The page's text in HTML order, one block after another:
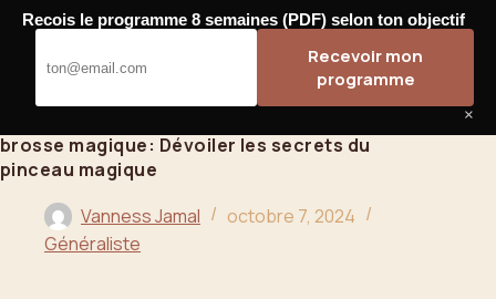
Passer
contenu
Bahoo
brosse magique: Dévoiler les secrets du
pinceau magique
Vanness Jamal
octobre 7, 2024
Généraliste
Recois le programme 8 semaines (PDF) selon ton objectif
Recevoir mon
programme
×